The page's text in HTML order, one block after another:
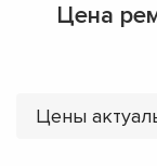
Цена
Цены